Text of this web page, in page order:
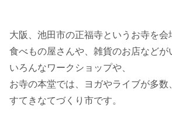
大阪、池田市の正福寺というお寺を会
食べもの屋さんや、雑貨のお店などが
いろんなワークショップや、
お寺の本堂では、ヨガやライブが多数
すてきなてづくり市です。